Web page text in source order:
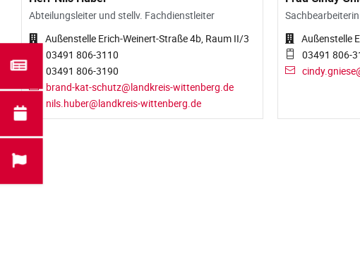
Abteilungsleiter und stellv. Fachdienstleiter
Außenstelle Erich-Weinert-Straße 4b, Raum II/3
03491 806-3110
03491 806-3190
brand-kat-schutz@landkreis-wittenberg.de
nils.huber@landkreis-wittenberg.de
Außenstelle
03491 806-